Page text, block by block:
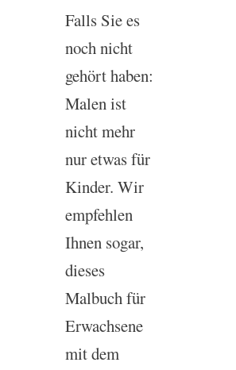
Falls Sie es
noch nicht
gehört haben:
Malen ist
nicht mehr
nur etwas für
Kinder. Wir
empfehlen
Ihnen sogar,
dieses
Malbuch für
Erwachsene
mit dem